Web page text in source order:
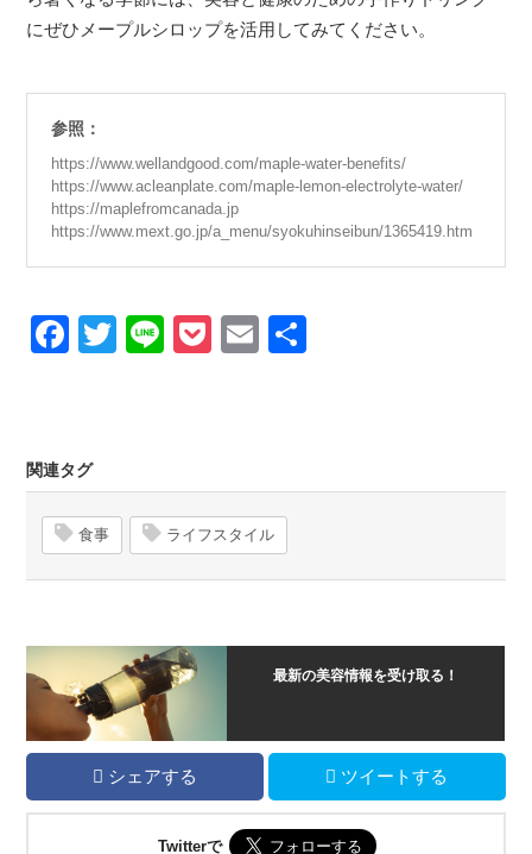
にぜひメープルシロップを活用してみてください。
参照：
https://www.wellandgood.com/maple-water-benefits/
https://www.acleanplate.com/maple-lemon-electrolyte-water/
https://maplefromcanada.jp
https://www.mext.go.jp/a_menu/syokuhinseibun/1365419.htm
Facebook
Twitter
LinePocket
Email
関連タグ
食事 ライフスタイル
最新の美容情報を受け取る！
シェアする ツイートする
Twitterで